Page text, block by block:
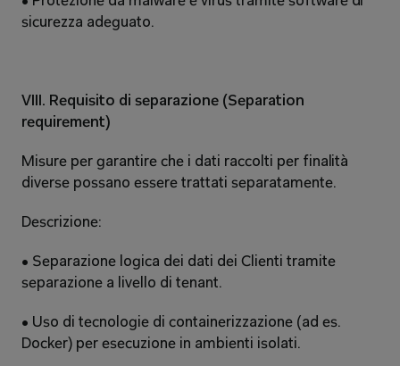
sicurezza adeguato.
VIII. Requisito di separazione (Separation
requirement)
Misure per garantire che i dati raccolti per finalità
diverse possano essere trattati separatamente.
Descrizione:
• Separazione logica dei dati dei Clienti tramite
separazione a livello di tenant.
• Uso di tecnologie di containerizzazione (ad es.
Docker) per esecuzione in ambienti isolati.